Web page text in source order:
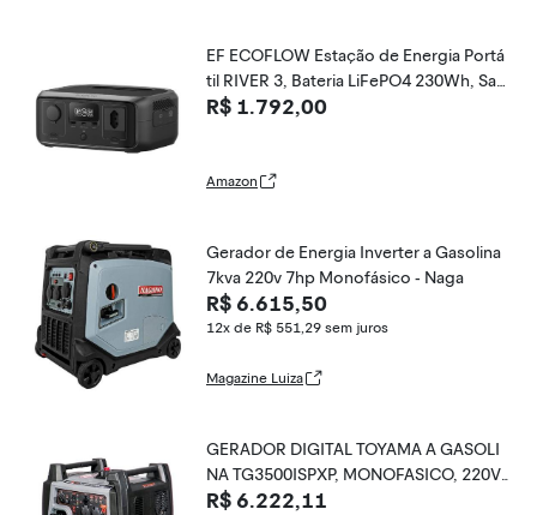
EF ECOFLOW Estação de Energia Portá
til RIVER 3, Bateria LiFePO4 230Wh, Saí
da AC 300W até 600W, UPS <20ms, Car
o/Casa(Tomada BR 120V)
R$ 1.792,00
Amazon
Gerador de Energia Inverter a Gasolina
7kva 220v 7hp Monofásico - Naga
R$ 6.615,50
12x de R$ 551,29 sem juros
Magazine Luiza
GERADOR DIGITAL TOYAMA A GASOLI
NA TG3500ISPXP, MONOFASICO, 220V,
60HZ, 3.5KW, PART. MANUAL, CABINAD
R$ 6.222,11